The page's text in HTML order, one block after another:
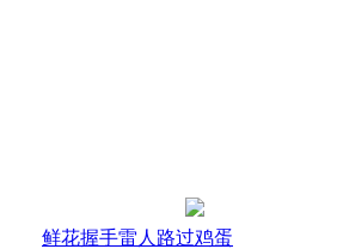
鲜花握手雷人 路过鸡蛋